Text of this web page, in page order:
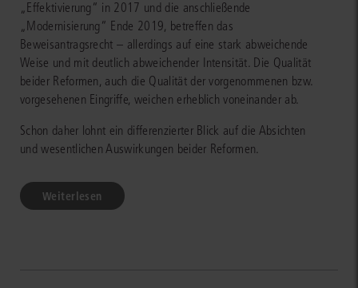
„Effektivierung“ in 2017 und die anschließende
„Modernisierung“ Ende 2019, betreffen das
Beweisantragsrecht – allerdings auf eine stark abweichende
Weise und mit deutlich abweichender Intensität. Die Qualität
beider Reformen, auch die Qualität der vorgenommenen bzw.
vorgesehenen Eingriffe, weichen erheblich voneinander ab.
Schon daher lohnt ein differenzierter Blick auf die Absichten
und wesentlichen Auswirkungen beider Reformen.
Weiterlesen